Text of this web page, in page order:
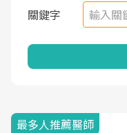
關鍵字
最多人推薦醫師